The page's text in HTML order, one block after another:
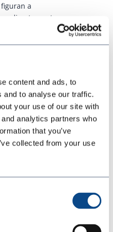
content and ads, to
and to analyse our traffic.
your use of our site with
analytics partners who
that you’ve
collected from your use
a
directamente en
tempranas.
fugas
una de las causas
en las pistolas
pasarlas por alto
en el lado de